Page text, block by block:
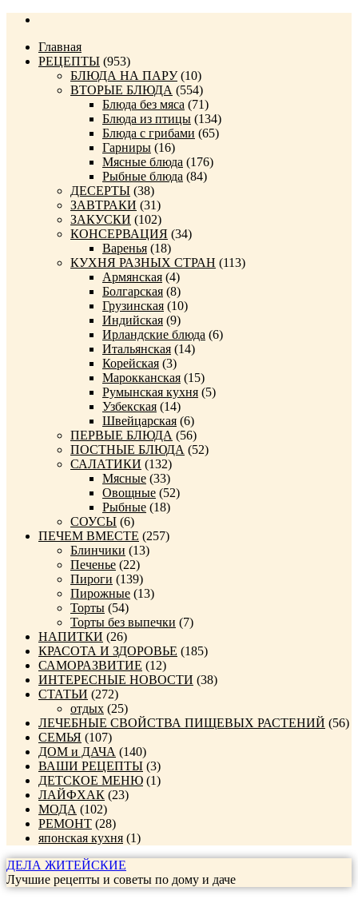
Главная
РЕЦЕПТЫ (953)
БЛЮДА НА ПАРУ(10)
ВТОРЫЕ БЛЮДА (554)
Блюда без мяса (71)
Блюда из птицы (134)
Блюда с грибами (65)
Гарниры (16)
Мясные блюда (176)
Рыбные блюда (84)
ДЕСЕРТЫ (38)
ЗАВТРАКИ (31)
ЗАКУСКИ (102)
КОНСЕРВАЦИЯ (34)
Варенья (18)
КУХНЯ РАЗНЫХ СТРАН (113)
Армянская (4)
Болгарская (8)
Грузинская (10)
Индийская (9)
Ирландские блюда (6)
Итальянская (14)
Корейская (3)
Марокканская (15)
Румынская кухня (5)
Узбекская (14)
Швейцарская (6)
ПЕРВЫЕ БЛЮДА (56)
ПОСТНЫЕ БЛЮДА (52)
САЛАТИКИ (132)
Мясные (33)
Овощные (52)
Рыбные (18)
СОУСЫ (6)
ПЕЧЕМ ВМЕСТЕ (257)
Блинчики (13)
Печенье (22)
Пироги (139)
Пирожные (13)
Торты (54)
Торты без выпечки (7)
НАПИТКИ (26)
КРАСОТА И ЗДОРОВЬЕ (185)
САМОРАЗВИТИЕ (12)
ИНТЕРЕСНЫЕ НОВОСТИ (38)
СТАТЬИ (272)
отдых (25)
ЛЕЧЕБНЫЕ СВОЙСТВА ПИЩЕВЫХ РАСТЕНИЙ (56)
СЕМЬЯ (107)
ДОМ и ДАЧА (140)
ВАШИ РЕЦЕПТЫ (3)
ДЕТСКОЕ МЕНЮ (1)
ЛАЙФХАК (23)
МОДА (102)
РЕМОНТ (28)
японская кухня (1)
ДЕЛА ЖИТЕЙСКИЕ
Лучшие рецепты и советы по дому и даче